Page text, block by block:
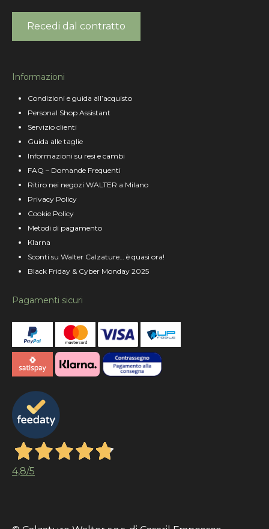
Recedi dal contratto
Informazioni
Condizioni e guida all’acquisto
Personal Shop Assistant
Servizio clienti
Guida alle taglie
Informazioni su resi e cambi
FAQ – Domande Frequenti
Ritiro nei negozi WALTER a Milano
Privacy Policy
Cookie Policy
Metodi di pagamento
Klarna
Sconti su Walter Calzature… è quasi ora!
Black Friday & Cyber Monday 2025
Pagamenti sicuri
4,8/5